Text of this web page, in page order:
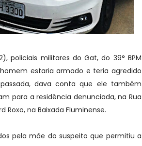
policiais militares do Gat, do 39° BPM
estaria armado e teria agredido
dava conta que ele também
para a residência denunciada, na Rua
Roxo, na Baixada Fluminense.
pela mãe do suspeito que permitiu a